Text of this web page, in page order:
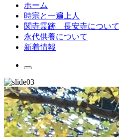
ホーム
時宗と一遍上人
関寺霊跡 長安寺について
永代供養について
新着情報